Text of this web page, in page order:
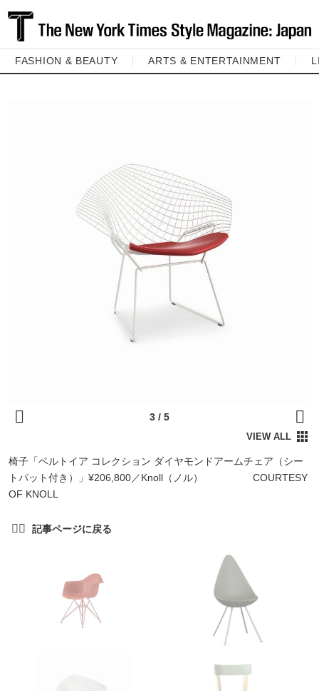
FASHION & BEAUTY ARTS & ENTERTAINMENT
椅子「ベルトイア コレクション ダイヤモンドアームチェア（シー
トパット付き）」¥206,800／Knoll（ノル） COURTESY
OF KNOLL